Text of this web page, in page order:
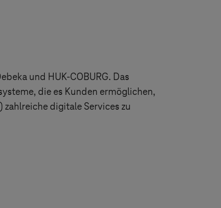
und HUK-COBURG. Das
die es Kunden ermöglichen,
digitale Services zu